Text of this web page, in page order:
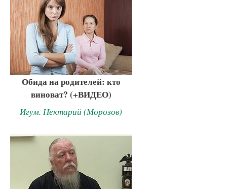
Обида на родителей: кто
виноват? (+ВИДЕО)
Игум. Нектарий (Морозов)